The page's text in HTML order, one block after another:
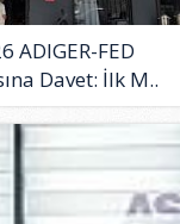
ADIGER-FED
Davet: İlk M..